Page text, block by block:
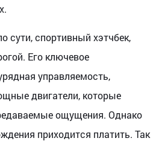
сути, спортивный хэтчбек,
Его ключевое
управляемость,
двигатели, которые
ощущения. Однако
приходится платить. Так